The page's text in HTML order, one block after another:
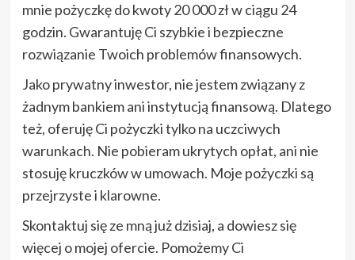
mnie pożyczkę do kwoty 20 000 zł w ciągu 24
godzin. Gwarantuję Ci szybkie i bezpieczne
rozwiązanie Twoich problemów finansowych.
Jako prywatny inwestor, nie jestem związany z
żadnym bankiem ani instytucją finansową. Dlatego
też, oferuję Ci pożyczki tylko na uczciwych
warunkach. Nie pobieram ukrytych opłat, ani nie
stosuję kruczków w umowach. Moje pożyczki są
przejrzyste i klarowne.
Skontaktuj się ze mną już dzisiaj, a dowiesz się
więcej o mojej ofercie. Pomożemy Ci